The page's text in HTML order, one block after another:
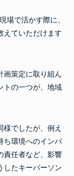
場で活かす際に、
えていただけます
画策定に取り組ん
トの一つが、地域
でしたが、例え
ち環境へのインパ
責任者など、影響
したキーパーソン